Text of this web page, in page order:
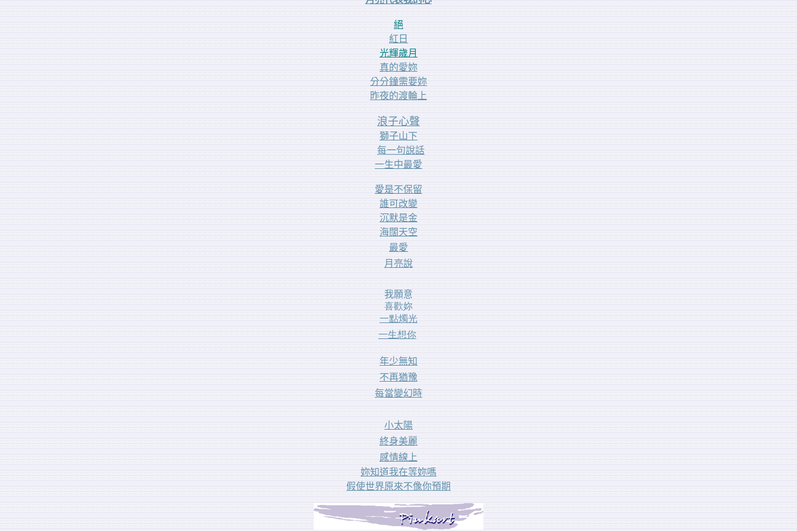
絕
紅日
光輝歲月
真的愛妳
分分鐘需要妳
昨夜的渡輪上
浪子心聲
獅子山下
每一句說話
一生中最愛
愛是不保留
誰可改變
沉默是金
海闊天空
最愛
月亮說
我願意
喜歡妳
一點燭光
一生想你
年少無知
不再猶豫
每當變幻時
小太陽
終身美麗
感情線上
妳知道我在等妳嗎
假使世界原來不像你預期